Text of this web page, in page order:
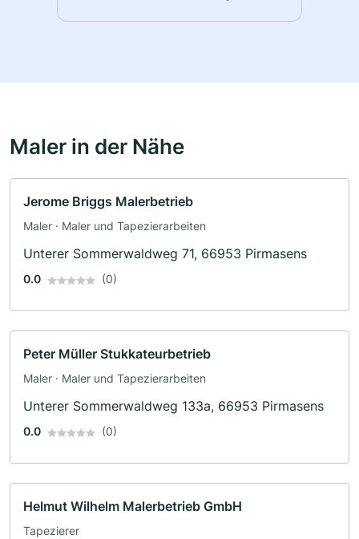
Maler in der Nähe
Jerome Briggs Malerbetrieb
Maler · Maler und Tapezierarbeiten
Unterer Sommerwaldweg 71, 66953 Pirmasens
0.0 (0)
Peter Müller Stukkateurbetrieb
Maler · Maler und Tapezierarbeiten
Unterer Sommerwaldweg 133a, 66953 Pirmasens
0.0 (0)
Helmut Wilhelm Malerbetrieb GmbH
Tapezierer